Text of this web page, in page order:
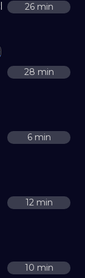
26 min
28 min
6 min
12 min
10 min